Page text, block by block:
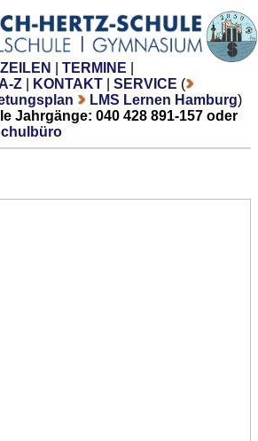
TERMINE
A-Z KONTAKT SERVICE (
LMS Lernen Hamburg)
Jahrgänge: 040 428 891-157 oder